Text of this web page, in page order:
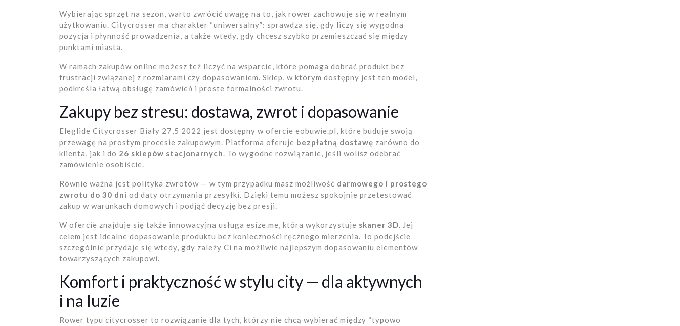
Wybierając sprzęt na sezon, warto zwrócić uwagę na to, jak rower zachowuje się w realnym
użytkowaniu. Citycrosser ma charakter “uniwersalny”: sprawdza się, gdy liczy się wygodna
pozycja i płynność prowadzenia, a także wtedy, gdy chcesz szybko przemieszczać się między
punktami miasta.
W ramach zakupów online możesz też liczyć na wsparcie, które pomaga dobrać produkt bez
frustracji związanej z rozmiarami czy dopasowaniem. Sklep, w którym dostępny jest ten model,
podkreśla łatwą obsługę zamówień i proste formalności zwrotu.
Zakupy bez stresu: dostawa, zwrot i dopasowanie
Eleglide Citycrosser Biały 27,5 2022 jest dostępny w ofercie eobuwie.pl, które buduje swoją
przewagę na prostym procesie zakupowym. Platforma oferuje bezpłatną dostawę zarówno do
klienta, jak i do 26 sklepów stacjonarnych. To wygodne rozwiązanie, jeśli wolisz odebrać
zamówienie osobiście.
Równie ważna jest polityka zwrotów — w tym przypadku masz możliwość darmowego i prostego
zwrotu do 30 dni od daty otrzymania przesyłki. Dzięki temu możesz spokojnie przetestować
zakup w warunkach domowych i podjąć decyzję bez presji.
W ofercie znajduje się także innowacyjna usługa esize.me, która wykorzystuje skaner 3D. Jej
celem jest idealne dopasowanie produktu bez konieczności ręcznego mierzenia. To podejście
szczególnie przydaje się wtedy, gdy zależy Ci na możliwie najlepszym dopasowaniu elementów
towarzyszących zakupowi.
Komfort i praktyczność w stylu city — dla aktywnych
i na luzie
Rower typu citycrosser to rozwiązanie dla tych, którzy nie chcą wybierać między “typowo